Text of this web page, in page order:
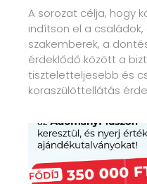
A sorozat célja, hogy
indítson el a
szakemberek, a
érdeklődő között a
tiszteletteljesebb és
koraszülöttellátás